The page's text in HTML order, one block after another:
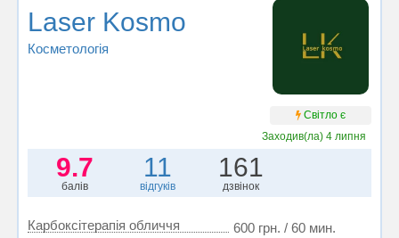
Laser Kosmo
Косметологія
Світло є
Заходив(ла)4 липня
9.7
балів
11
відгуків
161
дзвінок
Карбоксітерапія обличчя 600 грн. / 60 мин.